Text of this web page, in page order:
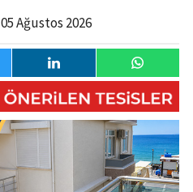
05 Ağustos 2026